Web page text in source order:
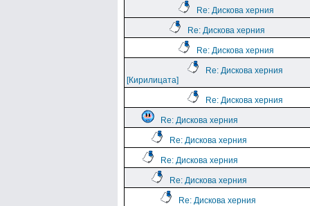
Re: Дискова херния
Re: Дискова херния
Re: Дискова херния
Re: Дискова херния
[Кирилицата]
Re: Дискова херния
Re: Дискова херния
Re: Дискова херния
Re: Дискова херния
Re: Дискова херния
Re: Дискова херния